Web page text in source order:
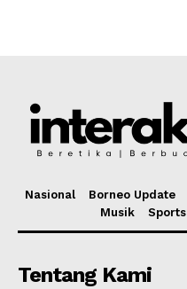
Nasional Borneo Update
Musik
Sports
Tentang Kami